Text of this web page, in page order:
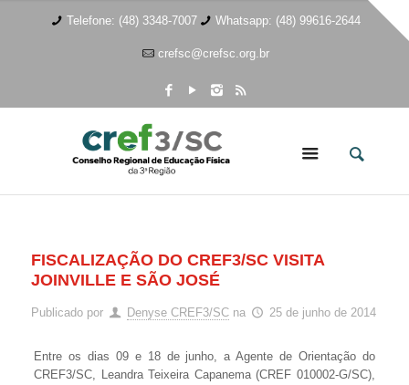
Telefone: (48) 3348-7007 Whatsapp: (48) 99616-2644
crefsc@crefsc.org.br
FISCALIZAÇÃO DO CREF3/SC VISITA
JOINVILLE E SÃO JOSÉ
Publicado por Denyse CREF3/SC na 25 de junho de 2014
Entre os dias 09 e 18 de junho, a Agente de Orientação do
CREF3/SC, Leandra Teixeira Capanema (CREF 010002-G/SC),